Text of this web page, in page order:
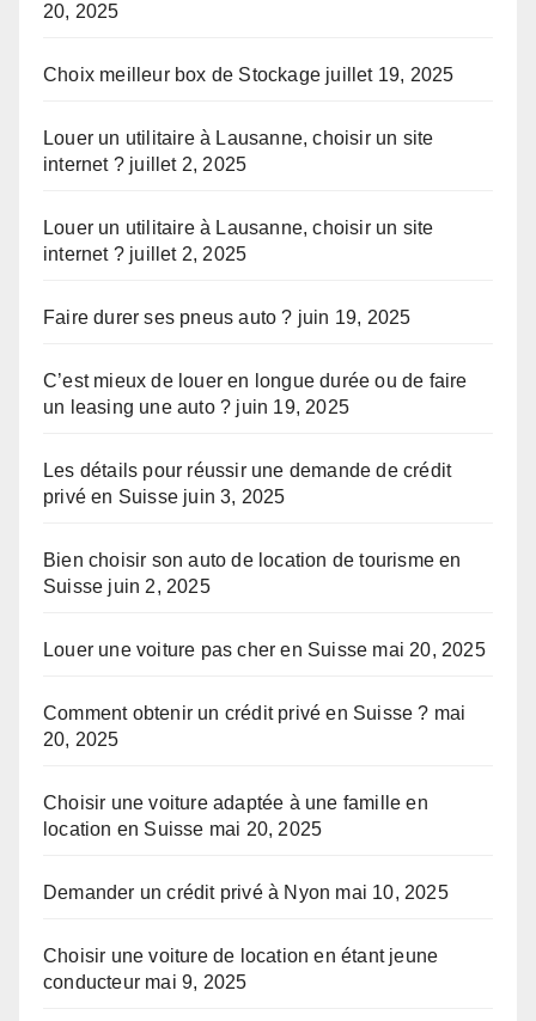
20, 2025
Choix meilleur box de Stockage juillet 19, 2025
Louer un utilitaire à Lausanne, choisir un site
internet ? juillet 2, 2025
Louer un utilitaire à Lausanne, choisir un site
internet ? juillet 2, 2025
Faire durer ses pneus auto ? juin 19, 2025
C’est mieux de louer en longue durée ou de faire
un leasing une auto ? juin 19, 2025
Les détails pour réussir une demande de crédit
privé en Suisse juin 3, 2025
Bien choisir son auto de location de tourisme en
Suisse juin 2, 2025
Louer une voiture pas cher en Suisse mai 20, 2025
Comment obtenir un crédit privé en Suisse ? mai
20, 2025
Choisir une voiture adaptée à une famille en
location en Suisse mai 20, 2025
Demander un crédit privé à Nyon mai 10, 2025
Choisir une voiture de location en étant jeune
conducteur mai 9, 2025